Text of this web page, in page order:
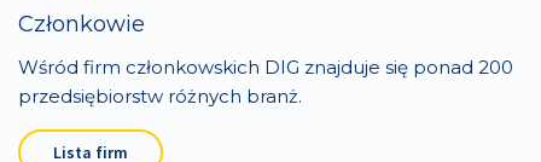
Członkowie
Wśród firm członkowskich DIG znajduje się ponad 200
przedsiębiorstw różnych branż.
Lista firm